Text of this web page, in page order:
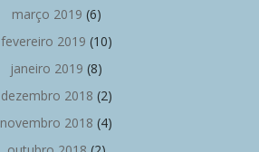
março 2019 (6)
fevereiro 2019 (10)
janeiro 2019 (8)
dezembro 2018 (2)
novembro 2018 (4)